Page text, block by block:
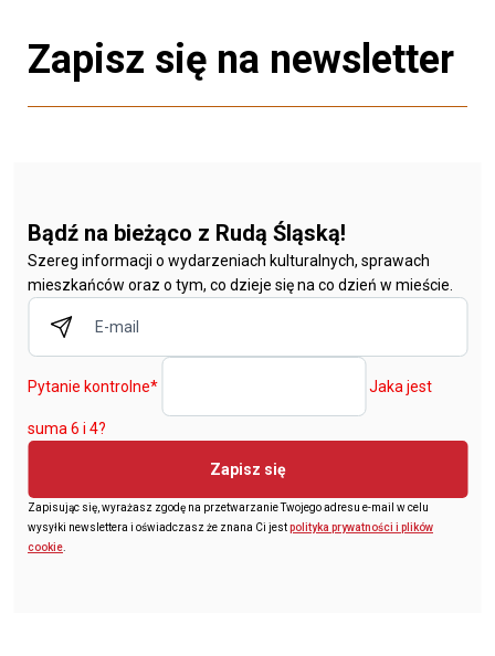
Zapisz się na newsletter
Bądź na bieżąco z Rudą Śląską!
Szereg informacji o wydarzeniach kulturalnych, sprawach
mieszkańców oraz o tym, co dzieje się na co dzień w mieście.
Pytanie kontrolne* Jaka jest
suma 6 i 4?
Zapisz się
Zapisując się, wyrażasz zgodę na przetwarzanie Twojego adresu e-mail w celu
wysyłki newslettera i oświadczasz że znana Ci jestpolityka prywatności i plików
cookie